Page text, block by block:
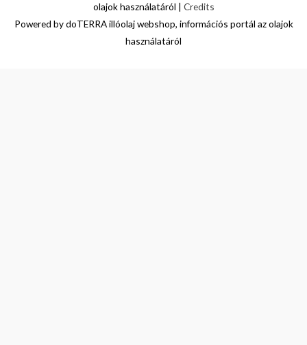
olajok használatáról | Credits
Powered bydoTERRA illóolaj webshop, információs portál az olajok
használatáról